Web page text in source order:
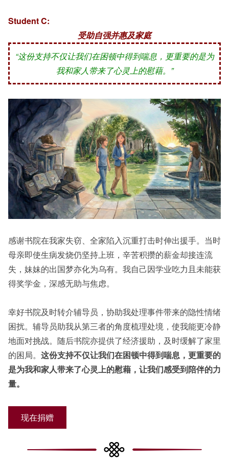
Student C:
受助自强并惠及家庭
“这份支持不仅让我们在困顿中得到喘息，更重要的是为
我和家人带来了心灵上的慰藉。”
感谢书院在我家失窃、全家陷入沉重打击时伸出援手。当时
母亲即使生病发烧仍坚持上班，辛苦积攒的薪金却接连流
失，妹妹的出国梦亦化为乌有。我自己因学业吃力且未能获
得奖学金，深感无助与焦虑。
幸好书院及时转介辅导员，协助我处理事件带来的隐性情绪
困扰。辅导员助我从第三者的角度梳理处境，使我能更冷静
地面对挑战。随后书院亦提供了经济援助，及时缓解了家里
的困局。 这份支持不仅让我们在困顿中得到喘息，更重要的
是为我和家人带来了心灵上的慰藉，让我们感受到陪伴的力
量。
现在捐赠